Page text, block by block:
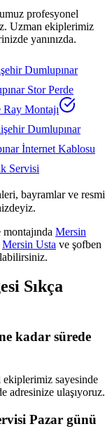
profesyonel
Uzman ekiplerimiz
yanınızda.
Dumlupınar
Stor Perde
Ray Montajı
Dumlupınar
İnternet Kablosu
Servisi
bayramlar ve resmi
montajında Mersin
Mersin Usta ve şofben
Sıkça
kadar sürede
sayesinde
adresinize ulaşıyoruz.
Pazar günü